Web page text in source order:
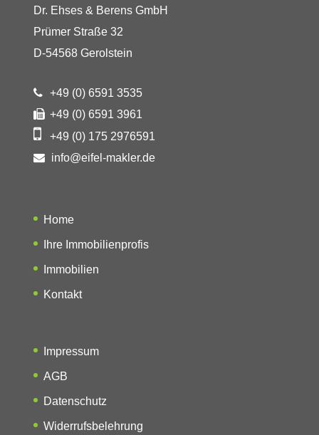
Dr. Ehses & Berens GmbH
Prümer Straße 32
D-54568 Gerolstein
+49 (0) 6591 3535
+49 (0) 6591 3961
+49 (0) 175 2976591
info@eifel-makler.de
Home
Ihre Immobilienprofis
Immobilien
Kontakt
Impressum
AGB
Datenschutz
Widerrufsbelehrung